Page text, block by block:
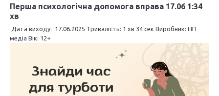
п
и
Перша психологічна допомога вправа 17.06 1:34
хв
Дата виходу: 17.06.2025 Тривалість: 1 хв 34 сек Виробник: НП
медіа Вік: 12+